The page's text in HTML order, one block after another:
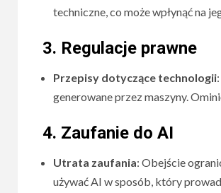
techniczne, co może wpłynąć na
3. Regulacje prawne
Przepisy dotyczące technologii
generowane przez maszyny.
4. Zaufanie do AI
Utrata zaufania: Obejście
używać AI w sposób, który